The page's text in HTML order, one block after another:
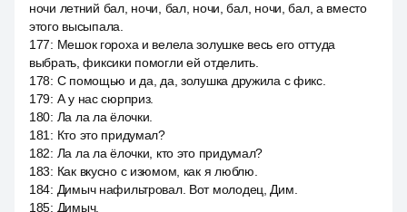
ночи летний бал, ночи, бал, ночи, бал, ночи, бал, а вместо
этого высыпала.
177: Мешок гороха и велела золушке весь его оттуда
выбрать, фиксики помогли ей отделить.
178: С помощью и да, да, золушка дружила с фикс.
179: А у нас сюрприз.
180: Ла ла ла ёлочки.
181 : Кто это придумал?
182: Ла ла ла ёлочки, кто это придумал?
183: Как вкусно с изюмом, как я люблю.
184: Димыч нафильтровал. Вот молодец, Дим.
185: Димыч.